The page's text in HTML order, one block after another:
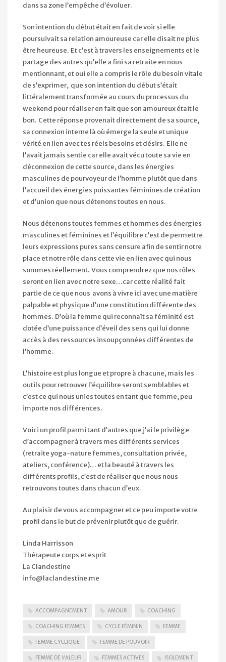
dans sa zone l’empêche d’évoluer.
Son intention du début était en fait de voir si elle
poursuivait sa relation amoureuse car elle disait ne plus
être heureuse. Et c’est à travers les enseignements et le
partage des autres qu’elle a fini sa retraite en nous
mentionnant, et oui elle a compris le rôle du besoin vitale
de s’exprimer, que son intention du début s’était
littéralement transformée au cours du processus du
weekend pour réaliser en fait que son amoureux était le
bon. Cette réponse provenait directement de sa source,
sa connexion interne là où émerge la seule et unique
vérité en lien avec tes réels besoins et désirs. Elle ne
l’avait jamais sentie car elle avait vécu toute sa vie en
déconnexion de cette source, dans les énergies
masculines de pourvoyeur de l’homme plutôt que dans
l’accueil des énergies puissantes féminines de création
et d’union que nous détenons toutes en nous.
Nous détenons toutes femmes et hommes des énergies
masculines et féminines et l’équilibre c’est de permettre
leurs expressions pures sans censure afin de sentir notre
place et notre rôle dans cette vie en lien avec qui nous
sommes réellement. Vous comprendrez que nos rôles
seront en lien avec notre sexe…car cette réalité fait
partie de ce que nous avons à vivre ici avec une matière
palpable et physique d’une constitution différente des
hommes. D’où la femme qui reconnaît sa féminité est
dotée d’une puissance d’éveil des sens qui lui donne
accès à des ressources insoupçonnées différentes de
l’homme.
L’histoire est plus longue et propre à chacune, mais les
outils pour retrouver l’équilibre seront semblables et
c’est ce qui nous unies toutes en tant que femme, peu
importe nos différences.
Voici un profil parmi tant d’autres que j’ai le privilège
d’accompagner à travers mes différents services
(retraite yoga-nature femmes, consultation privée,
ateliers, conférence)… et la beauté à travers les
différents profils, c’est de réaliser que nous nous
retrouvons toutes dans chacun d’eux.
Au plaisir de vous accompagner et ce peu importe votre
profil dans le but de prévenir plutôt que de guérir.
Linda Harrisson
Thérapeute corps et esprit
La Clandestine
info@laclandestine.me
ACCOMPAGNEMENT AMOUR COACHING
COACHING FEMMES CYCLE FÉMININ FEMME
FEMME CYCLIQUE FEMME DE POUVOIR
FEMME DE VALEUR FEMMES ACTIVES ISOLEMENT